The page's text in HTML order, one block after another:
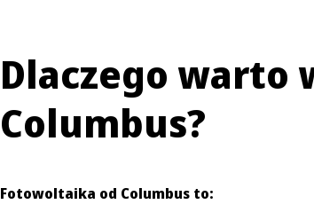
Dlaczego warto
Columbus?
Fotowoltaika od Columbus to: